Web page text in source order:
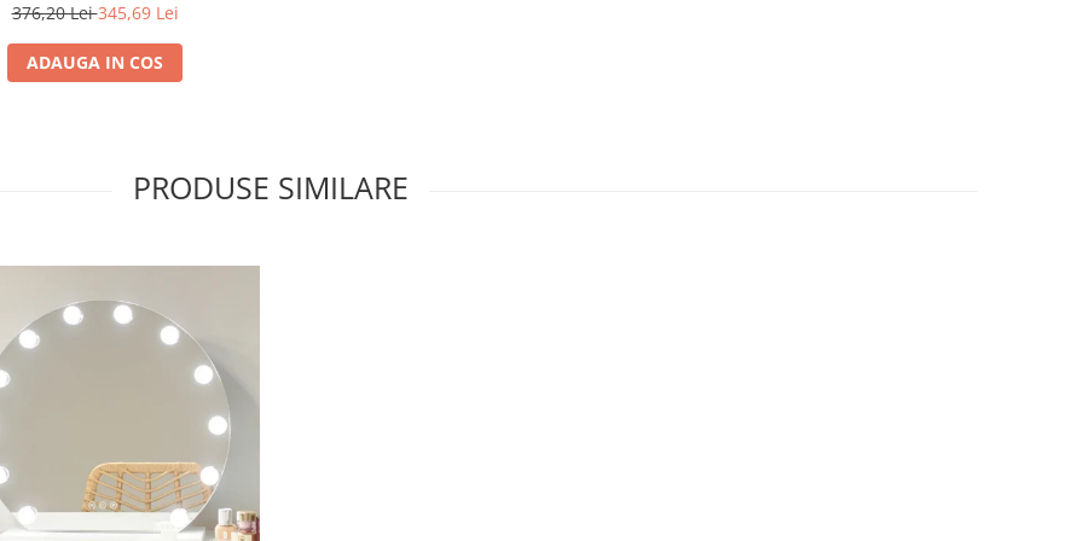
intensitate reglabila
376,20 Lei345,69 Lei
ADAUGA IN COS
PRODUSE SIMILARE